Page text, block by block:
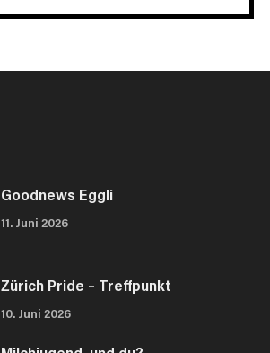
Goodnews Eggli
11. Juni 2026
Zürich Pride – Treffpunkt
10. Juni 2026